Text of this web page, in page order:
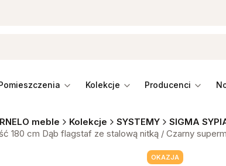
pomieszczenia kolekcje producenci
meble Kolekcje SYSTEMY
SIGMA
180 cm Dąb flagstaf ze stalową nitką / Czarny
Tagi produktu
OKAZJA